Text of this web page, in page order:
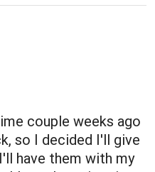
couple weeks ago
so I decided I'll give
have them with my